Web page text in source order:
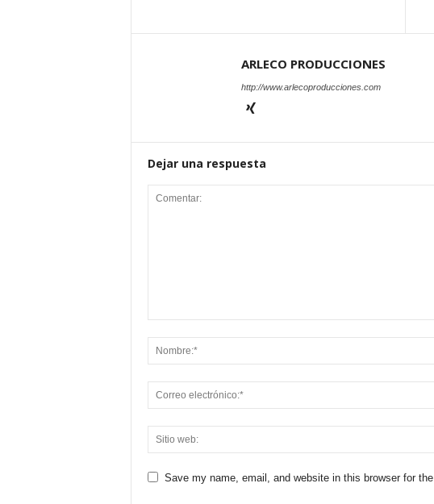
ARLECO PRODUCCIONES
http://www.arlecoproducciones.com
Dejar una respuesta
Save my name, email, and website in this browser for